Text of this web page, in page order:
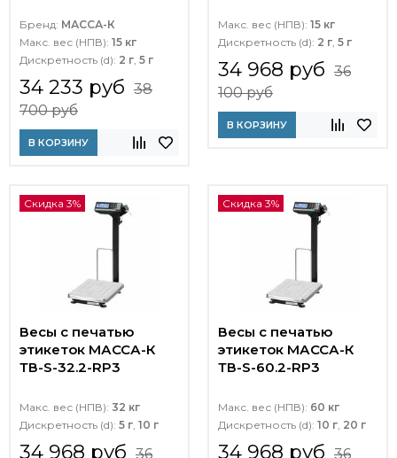
Бренд: МАССА-К
Макс. вес (НПВ): 15 кг
Дискретность (d): 2 г, 5 г
34 233 руб 38
700 руб
В КОРЗИНУ
Макс. вес (НПВ): 15 кг
Дискретность (d): 2 г, 5 г
34 968 руб 36
100 руб
В КОРЗИНУ
Скидка 3%
Весы с печатью
этикеток МАССА-К
ТВ-S-32.2-RP3
Макс. вес (НПВ): 32 кг
Дискретность (d): 5 г, 10 г
34 968 руб 36
Скидка 3%
Весы с печатью
этикеток МАССА-К
ТВ-S-60.2-RP3
Макс. вес (НПВ): 60 кг
Дискретность (d): 10 г, 20 г
34 968 руб 36